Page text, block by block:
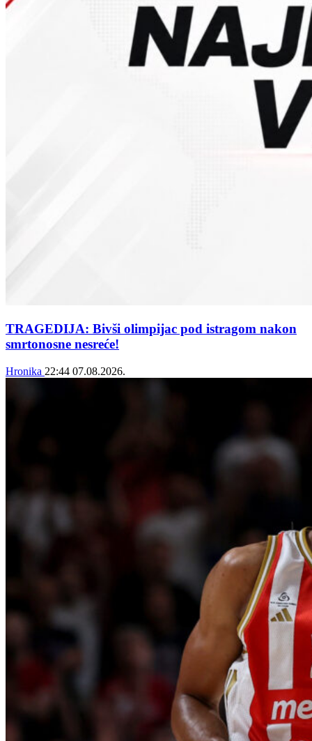
TRAGEDIJA: Bivši olimpijac pod istragom nakon
smrtonosne nesreće!
Hronika 22:44 07.08.2026.